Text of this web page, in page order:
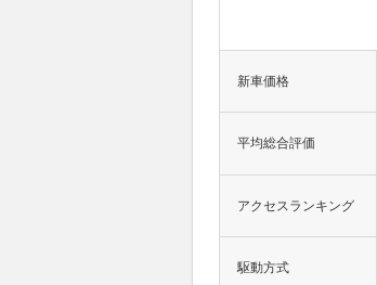
新車価格
平均総合評価
アクセスランキング
駆動方式